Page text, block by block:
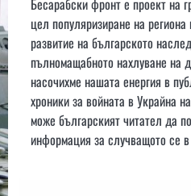
Бесарабски фронт е проект на
цел популяризиране на
развитие на българското
пълномащабното нахлуване на
насочихме нашата енергия в
хроники за войната в Украйна
може българският читател да
информация за случващото се